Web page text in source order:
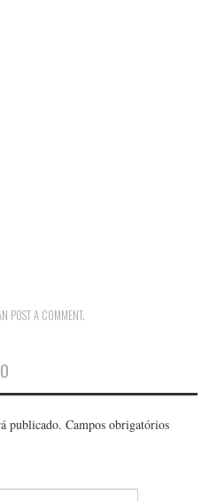
POST A COMMENT.
publicado. Campos obrigatórios